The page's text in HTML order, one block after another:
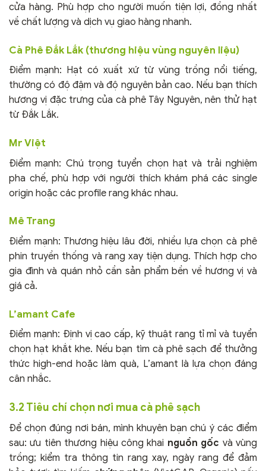
cửa hàng. Phù hợp cho người muốn tiện lợi, đồng nhất
về chất lượng và dịch vụ giao hàng nhanh.
Cà Phê Đắk Lắk (thương hiệu vùng nguyên liệu)
Điểm mạnh: Hạt có xuất xứ từ vùng trồng nổi tiếng,
thường có độ đậm và độ nguyên bản cao. Nếu bạn thích
hương vị đặc trưng của cà phê Tây Nguyên, nên thử hạt
từ Đắk Lắk.
Mr Việt
Điểm mạnh: Chú trọng tuyển chọn hạt và trải nghiệm
pha chế, phù hợp với người thích khám phá các single
origin hoặc các profile rang khác nhau.
Mê Trang
Điểm mạnh: Thương hiệu lâu đời, nhiều lựa chọn cà phê
phin truyền thống và rang xay tiện dụng. Thích hợp cho
gia đình và quán nhỏ cần sản phẩm bền về hương vị và
giá cả.
L’amant Cafe
Điểm mạnh: Định vị cao cấp, kỹ thuật rang tỉ mỉ và tuyển
chọn hạt khắt khe. Nếu bạn tìm cà phê sạch để thưởng
thức high-end hoặc làm quà, L’amant là lựa chọn đáng
cân nhắc.
3.2 Tiêu chí chọn nơi mua cà phê sạch
Để chọn đúng nơi bán, mình khuyên bạn chú ý các điểm
sau: ưu tiên thương hiệu công khai nguồn gốc và vùng
trồng; kiểm tra thông tin rang xay, ngày rang để đảm